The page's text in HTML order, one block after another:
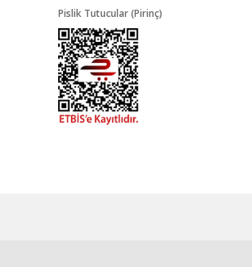
Pislik Tutucular (Pirinç)